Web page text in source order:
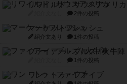
リワイルド：サウスアメリカ
2件の投稿
マーケットフレッシュ
紹介文あり 1件の投稿
ファイアー・ブルズ / 火牛陣
1件の投稿
ワン・トゥ・ファイブ